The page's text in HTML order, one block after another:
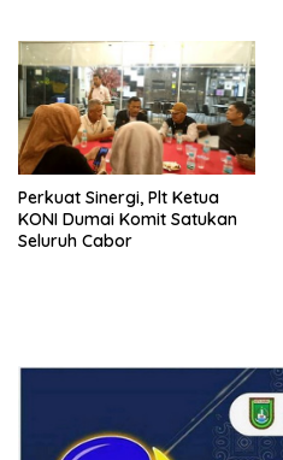
Perkuat Sinergi, Plt Ketua
KONI Dumai Komit Satukan
Seluruh Cabor